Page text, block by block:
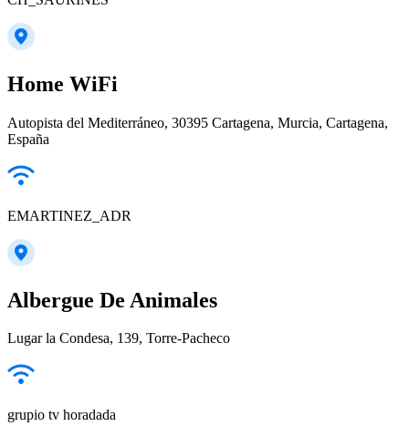
Home WiFi
Autopista del Mediterráneo, 30395 Cartagena, Murcia, Cartagena,
España
EMARTINEZ_ADR
Albergue De Animales
Lugar la Condesa, 139, Torre-Pacheco
grupio tv horadada